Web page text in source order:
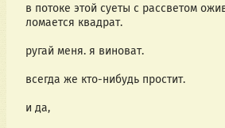
в потоке этой суеты с рассветом
ломается квадрат.
ругай меня. я виноват.
всегда же кто-нибудь простит.
и да,